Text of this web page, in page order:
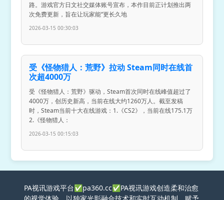
路。游戏官方日文社交媒体账号宣布，本作目前正计划推出两
次免费更新，旨在让玩家能“更长久地
2026-03-15 00:30:03
受《怪物猎人：荒野》拉动 Steam同时在线首
次超4000万
受《怪物猎人：荒野》驱动，Steam首次同时在线峰值超过了
4000万，创历史新高，当前在线大约1260万人。截至发稿
时，Steam当前十大在线游戏：1.《CS2》，当前在线175.1万
2.《怪物猎人：
2026-03-15 00:15:03
PA视讯游戏平台✅pa360.cc✅PA视讯游戏创造柔和治愈